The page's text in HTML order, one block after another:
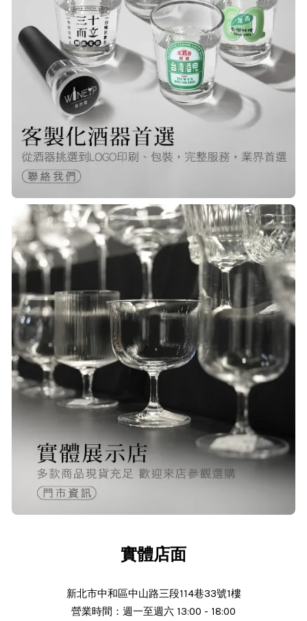
Q***
22/Nov/2025 12:40 pm
很快就收到商品了，出貨速度非常的
快，非常棒的賣家 質感又耐看,細膩
包裝得很小心 CP值很高！！推薦購入
P***
23/Nov/2025 08:00 am
品質非常好！手摸的觸感就很明顯感
覺質感
24/Nov/2025 02:15 pm
出貨迅速＆價格實在的好店家～已經
第 6次回購
N***
實體店面
新北市中和區中山路三段114巷33號1樓
營業時間：週一至週六 13:00 - 18:00